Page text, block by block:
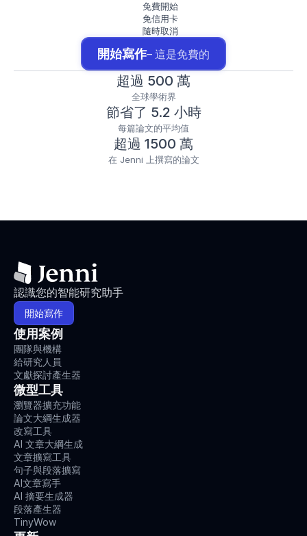
免費開始
免信用卡
隨時取消
開始寫作– 這是免費的
超過 500 萬
全球學術界
節省了 5.2 小時
每篇論文的平均值
超過 1500 萬
在 Jenni 上撰寫的論文
認識您的智能研究助手
開始寫作
使用案例
團隊與機構
給研究人員
文獻探討產生器
微型工具
瀏覽器擴充功能
論文大綱生成器
改寫工具
AI 文章大綱生成
文章擴寫工具
句子與段落擴寫
AI文章寫手
AI 摘要生成器
段落產生器
TinyWow